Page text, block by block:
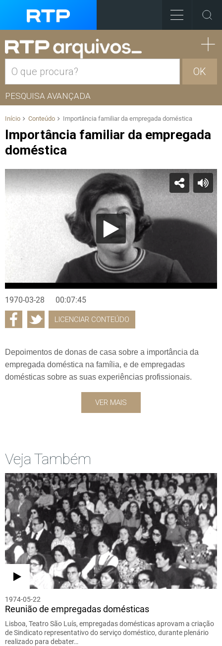
OK
PESQUISA AVANÇADA
Início Conteúdo Importância familiar da empregada doméstica
Importância familiar da empregada
doméstica
1970-03-28 00:07:45
LICENCIAR CONTEÚDO
Depoimentos de donas de casa sobre a importância da
empregada doméstica na família, e de empregadas
domésticas sobre as suas experiências profissionais.
VER MAIS
Veja Também
1974-05-22
Reunião de empregadas domésticas
Lisboa, Teatro São Luís, empregadas domésticas aprovam a criação
de Sindicato representativo do serviço doméstico, durante plenário
realizado para debater…